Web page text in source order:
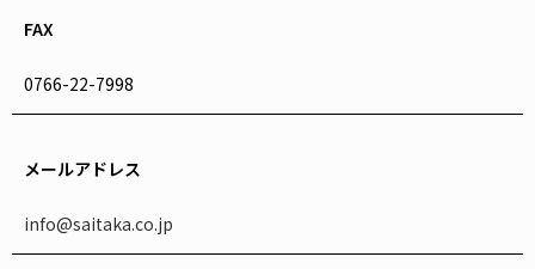
FAX
0766-22-7998
メールアドレス
info@saitaka.co.jp